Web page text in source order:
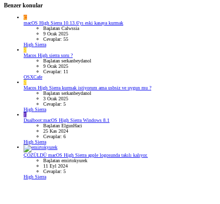
Benzer konular
C
macOS High Sierra 10.13.6'yı eski kasaya kurmak
Başlatan Calwssia
9 Ocak 2025
Cevaplar: 55
High Sierra
S
Macos High sierra soru ?
Başlatan serkanbeydanol
9 Ocak 2025
Cevaplar: 11
OSXCafe
S
Macos High Sierra kurmak istiyorum ama usbsiz ve uygun mu ?
Başlatan serkanbeydanol
3 Ocak 2025
Cevaplar: 5
High Sierra
E
Dualboot:macOS High Sierra Windows 8.1
Başlatan ElgunHaci
25 Kas 2024
Cevaplar: 6
High Sierra
ÇÖZÜLDÜ macOS High Sierra apple logosunda takılı kalıyor.
Başlatan emirtokyurek
11 Eyl 2024
Cevaplar: 5
High Sierra